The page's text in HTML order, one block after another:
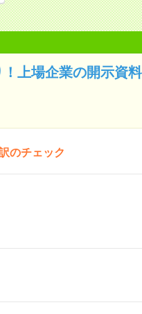
上場企業の開示資
のチェック